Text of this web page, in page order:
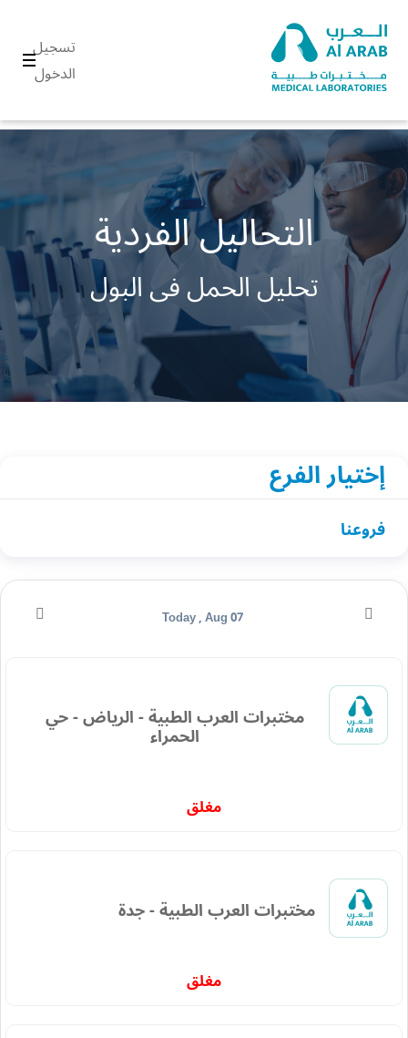
تسجيل
الدخول
التحاليل الفردية
تحليل الحمل فى البول
إختيار الفرع
فروعنا
مختبرات العرب الطبية - الرياض - حي
الحمراء
مغلق
مختبرات العرب الطبية - جدة
مغلق